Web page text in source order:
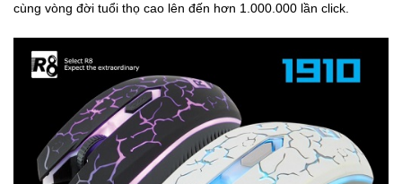
cùng vòng đời tuổi thọ cao lên đến hơn 1.000.000 lần click.